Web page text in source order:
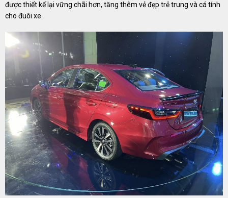
được thiết kế lại vững chãi hơn, tăng thêm vẻ đẹp trẻ trung và cá tính
cho đuôi xe.